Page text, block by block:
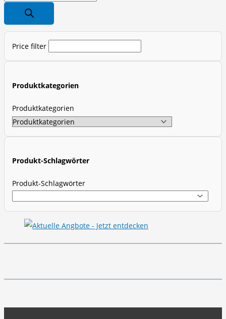
o
d
c
Price filter
Produktkategorien
Produktkategorien
Produkt-Schlagwörter
Produkt-Schlagwörter